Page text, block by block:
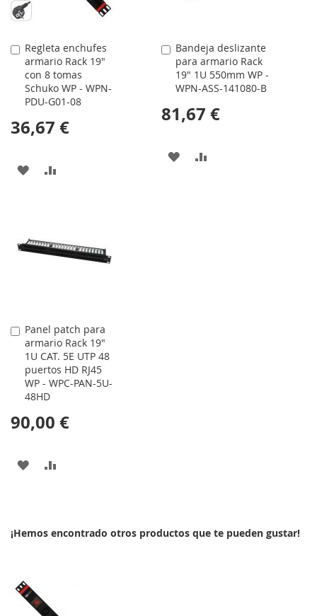
Regleta enchufes
armario Rack 19"
con 8 tomas
Schuko WP - WPN-
PDU-G01-08
36,67 €
Comprar
AÑADIR
LISTA
Bandeja deslizante
para armario Rack
19" 1U 550mm WP -
WPN-ASS-141080-B
81,67 €
Comprar
AÑADIR
Panel patch para
armario Rack 19"
1U CAT. 5E UTP 48
puertos HD RJ45
WP - WPC-PAN-5U-
48HD
90,00 €
Comprar
AÑADIR
LISTA
DESEOS
¡Hemos encontrado otros productos que te pueden gustar!